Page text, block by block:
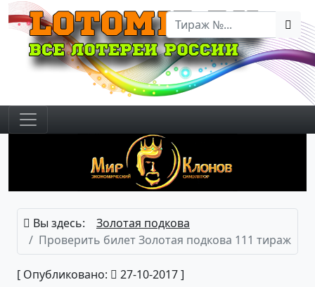
Вы здесь:
Золотая подкова
Проверить билет Золотая подкова 111 тираж
[ Опубликовано: 27-10-2017 ]